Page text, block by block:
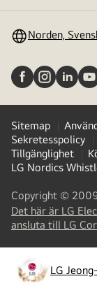
Norden,
Sitemap
Sekretesspolicy
Tillgänglighet
LG Nordics
Copyright ©
Det här är LG
ansluta till LG
LG
opens